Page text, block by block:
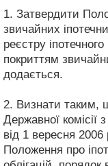
1. Затвердити
звичайних
реєстру
покриттям
додається.
2. Визнати таким,
Державної комісії
від 1 вересня
Положення про